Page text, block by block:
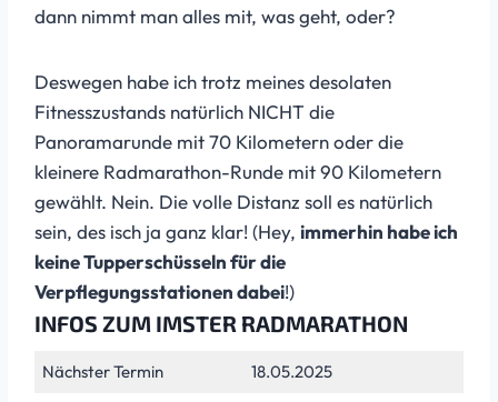
dann nimmt man alles mit, was geht, oder?
Deswegen habe ich trotz meines desolaten
Fitnesszustands natürlich NICHT die
Panoramarunde mit 70 Kilometern oder die
kleinere Radmarathon-Runde mit 90 Kilometern
gewählt. Nein. Die volle Distanz soll es natürlich
sein, des isch ja ganz klar! (Hey, immerhin habe ich
keine Tupperschüsseln für die
Verpflegungsstationen dabei!)
INFOS ZUM IMSTER RADMARATHON
Nächster Termin 18.05.2025